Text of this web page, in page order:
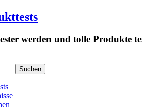
werden und tolle Produkte